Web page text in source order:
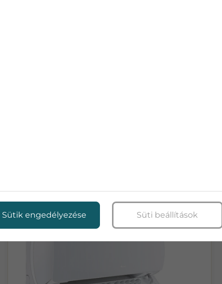
kialakítását, az elektromos bekötések elkészítését,
( faljavítást, festést sajnos nem tudunk elvállalni)
általunk felszerelt klímára 5 év
esetén!
egy életkörülményeire és felhasználói szokására
Sütik engedélyezése Süti beállítások